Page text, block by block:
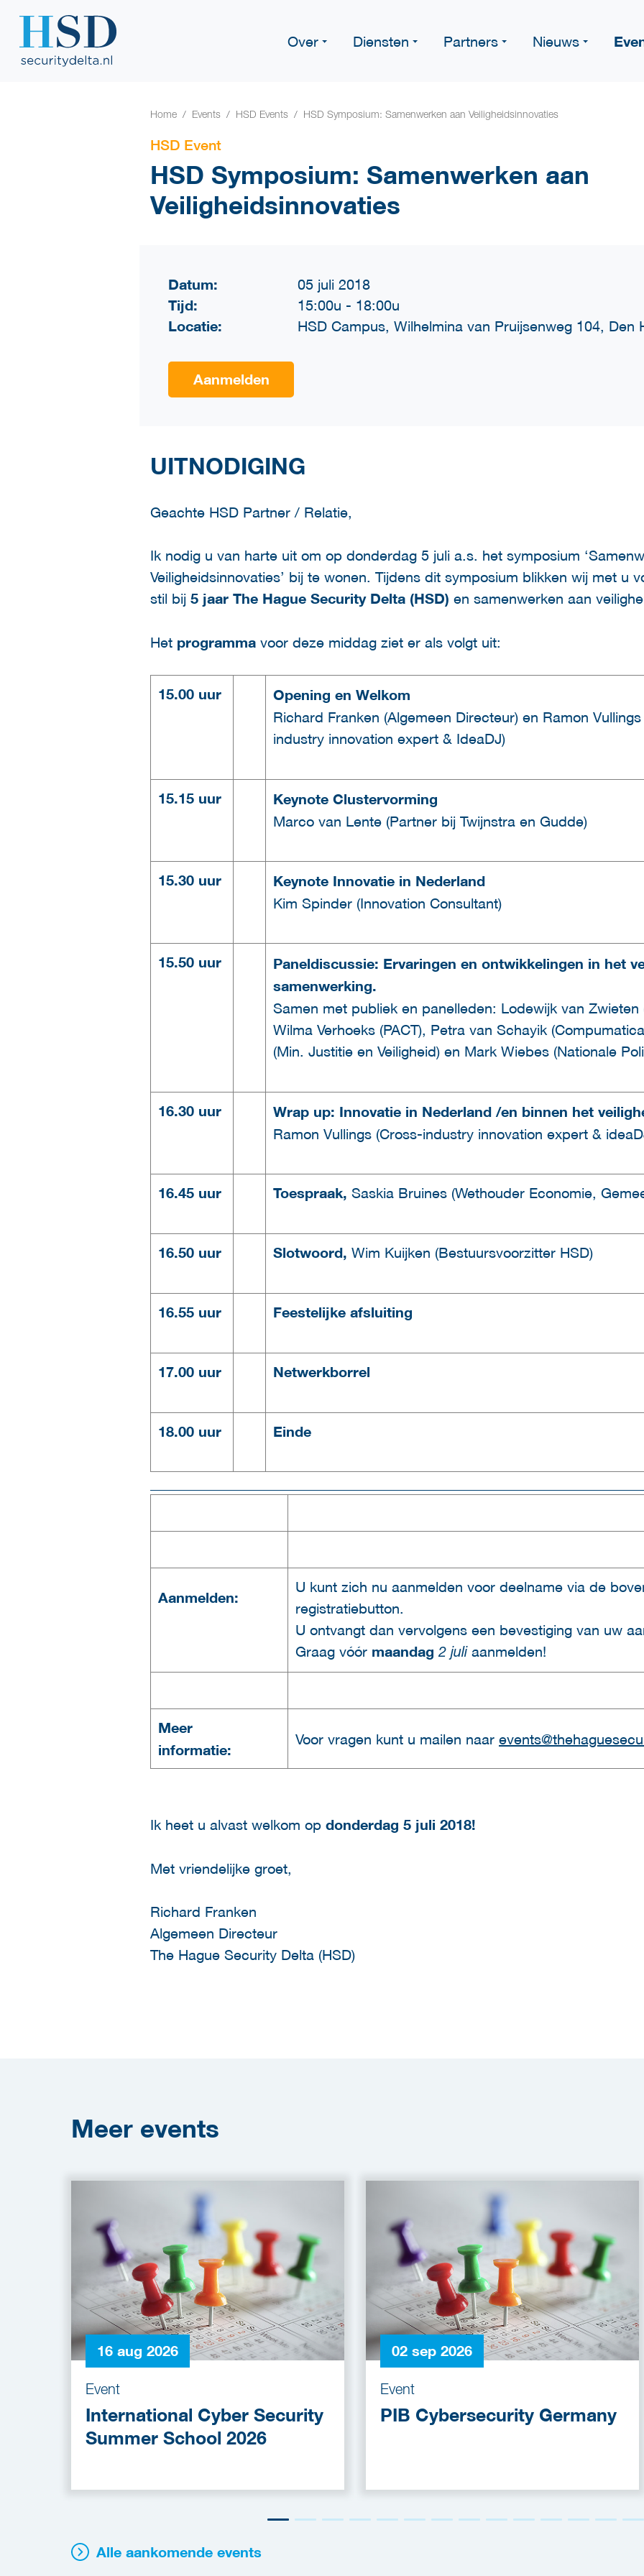
Over Diensten Partners Nieuws
Home Events HSD Events HSD Symposium: Samenwerken aan Veiligheidsinnovaties
HSD Event
HSD Symposium: Samenwerken aan
Veiligheidsinnovaties
Datum: 05 juli 2018
Tijd: 15:00u - 18:00u
Locatie: HSD Campus, Wilhelmina van Pruijsenweg 104, Den
Aanmelden
UITNODIGING
Geachte HSD Partner / Relatie,
Ik nodig u van harte uit om op donderdag 5 juli a.s. het symposium
Veiligheidsinnovaties’ bij te wonen. Tijdens dit symposium blikken wij met u
stil bij 5 jaar The Hague Security Delta (HSD) en samenwerken aan
Het programma voor deze middag ziet er als volgt uit:
15.00 uur Opening en Welkom
Richard Franken (Algemeen Directeur) en Ramon
industry innovation expert & IdeaDJ)
15.15 uur Keynote Clustervorming
Marco van Lente (Partner bij Twijnstra en Gudde)
15.30 uur Keynote Innovatie in Nederland
Kim Spinder (Innovation Consultant)
15.50 uur
Paneldiscussie: Ervaringen en ontwikkelingen in het
samenwerking.
Samen met publiek en panelleden: Lodewijk van Zwieten
Wilma Verhoeks (PACT), Petra van Schayik
(Min. Justitie en Veiligheid) en Mark Wiebes (Nationale
16.30 uur Wrap up: Innovatie in Nederland /en binnen het
Ramon Vullings (Cross-industry innovation expert &
16.45 uur Toespraak, Saskia Bruines (Wethouder Economie,
16.50 uur Slotwoord, Wim Kuijken (Bestuursvoorzitter HSD)
16.55 uur Feestelijke afsluiting
17.00 uur Netwerkborrel
18.00 uur Einde
Aanmelden:
U kunt zich nu aanmelden voor deelname via de
registratiebutton.
U ontvangt dan vervolgens een bevestiging van uw
Graag vóór maandag 2 juliaanmelden!
Meer
informatie:
Voor vragen kunt u mailen naar
Ik heet u alvast welkom op donderdag 5 juli 2018!
Met vriendelijke groet,
Richard Franken
Algemeen Directeur
The Hague Security Delta (HSD)
Meer events
16 aug 2026
Event
International Cyber Security
Summer School 2026
02 sep 2026
Event
PIB Cybersecurity Germany
Alle aankomende events